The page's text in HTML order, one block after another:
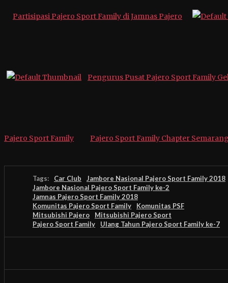
Partisipasi Pajero Sport Family di Jamnas Pajero
Pengurus Pusat Pajero Sport Family
Pajero Sport Family Pajero Sport Family Chapter
Tags: Car Club
Jambore Nasional Pajero Sport Family 2018
Jambore Nasional Pajero Sport Family ke-2
Jamnas Pajero Sport Family 2018
Komunitas Pajero Sport Family
Komunitas PSF
Mitsubishi Pajero
Mitsubishi Pajero Sport
Pajero Sport Family
Ulang Tahun Pajero Sport Family ke-7